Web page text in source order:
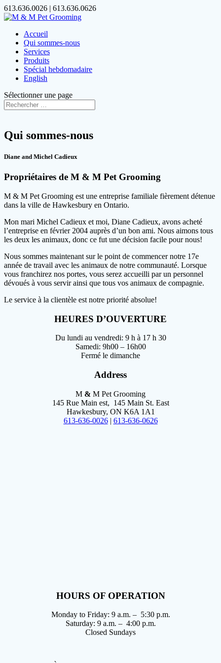
613.636.0026 | 613.636.0626
Accueil
Qui sommes-nous
Services
Produits
Spécial hebdomadaire
English
Sélectionner une page
Qui sommes-nous
Diane and Michel Cadieux
Propriétaires de M & M Pet Grooming
M & M Pet Grooming est une entreprise familiale fièrement détenue
dans la ville de Hawkesbury en Ontario.
Mon mari Michel Cadieux et moi, Diane Cadieux, avons acheté
l’entreprise en février 2004 auprès d’un bon ami. Nous aimons tous
les deux les animaux, donc ce fut une décision facile pour nous!
Nous sommes maintenant sur le point de commencer notre 17e
année de travail avec les animaux de notre communauté. Lorsque
vous franchirez nos portes, vous serez accueilli par un personnel
dévoués à vous servir ainsi que tous vos animaux de compagnie.
Le service à la clientèle est notre priorité absolue!
HEURES D’OUVERTURE
Du lundi au vendredi: 9 h à 17 h 30
Samedi: 9h00 – 16h00
Fermé le dimanche
Address
M & M Pet Grooming
145 Rue Main est, 145 Main St. East
Hawkesbury, ON K6A 1A1
613-636-0026| 613-636-0626
HOURS OF OPERATION
Monday to Friday: 9 a.m. – 5:30 p.m.
Saturday: 9 a.m. – 4:00 p.m.
Closed Sundays